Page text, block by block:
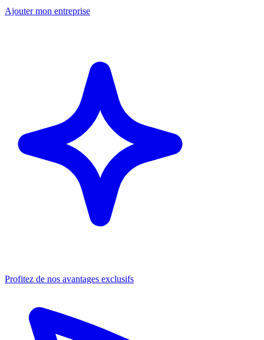
Ajouter mon entreprise
Profitez de nos avantages exclusifs